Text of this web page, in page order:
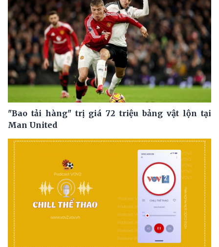
"Bao tải hàng" trị giá 72 triệu bảng vật lộn tại
Man United